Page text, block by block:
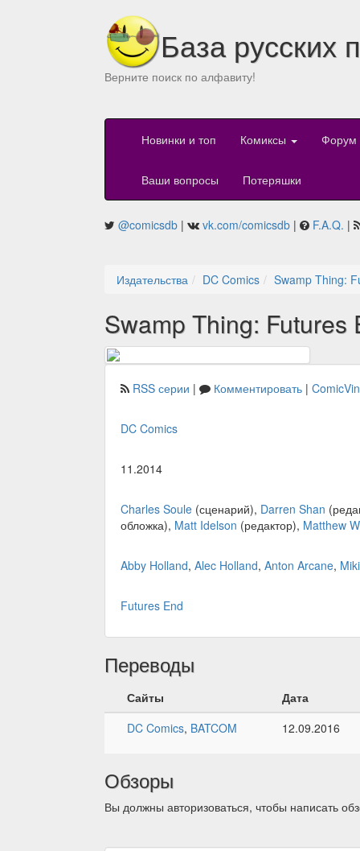
База русских
Верните поиск по алфавиту!
Новинки и топ Комиксы Форум
Ваши вопросы Потеряшки
@comicsdb | vk.com/comicsdb | F.A.Q. |
Издательства DC Comics Swamp Thing:
Swamp Thing: Futures
RSS серии | Комментировать |
DC Comics
11.2014
Charles Soule (сценарий), Darren Shan
обложка), Matt Idelson (редактор), Matthew
Abby Holland, Alec Holland, Anton Arcane, Miki
Futures End
Переводы
Сайты
Дата
DC Comics, BATCOM 12.09.2016
Обзоры
Вы должны авторизоваться, чтобы написать